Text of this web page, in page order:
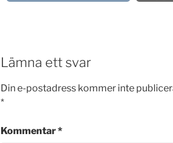
Lämna ett svar
Din e-postadress kommer inte
*
Kommentar*